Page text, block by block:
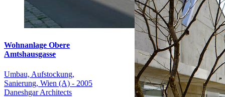
Wohnanlage Obere
Amtshausgasse
Umbau, Aufstockung,
Sanierung, Wien (A) - 2005
Daneshgar Architects